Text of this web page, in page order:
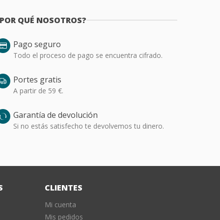
QUÉ NOSOTROS?
Pago seguro
Todo el proceso de pago se encuentra cifrado.
Portes gratis
A partir de 59 €.
Garantía de devolución
Si no estás satisfecho te devolvemos tu dinero.
CLIENTES
Mi cuenta
Mis pedidos